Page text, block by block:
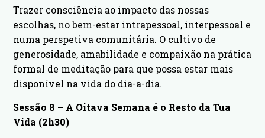
Trazer consciência ao impacto das nossas
escolhas, no bem-estar intrapessoal, interpessoal e
numa perspetiva comunitária. O cultivo de
generosidade, amabilidade e compaixão na prática
formal de meditação para que possa estar mais
disponível na vida do dia-a-dia.
Sessão 8 – A Oitava Semana é o Resto da Tua
Vida (2h30)